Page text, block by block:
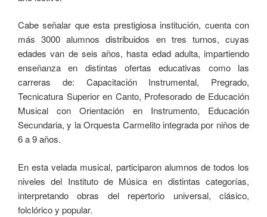
Cabe señalar que esta prestigiosa institución, cuenta con
más 3000 alumnos distribuidos en tres turnos, cuyas
edades van de seis años, hasta edad adulta, impartiendo
enseñanza en distintas ofertas educativas como las
carreras de: Capacitación Instrumental, Pregrado,
Tecnicatura Superior en Canto, Profesorado de Educación
Musical con Orientación en Instrumento, Educación
Secundaria, y la Orquesta Carmelito integrada por niños de
6 a 9 años.
En esta velada musical, participaron alumnos de todos los
niveles del Instituto de Música en distintas categorías,
interpretando obras del repertorio universal, clásico,
folclórico y popular.